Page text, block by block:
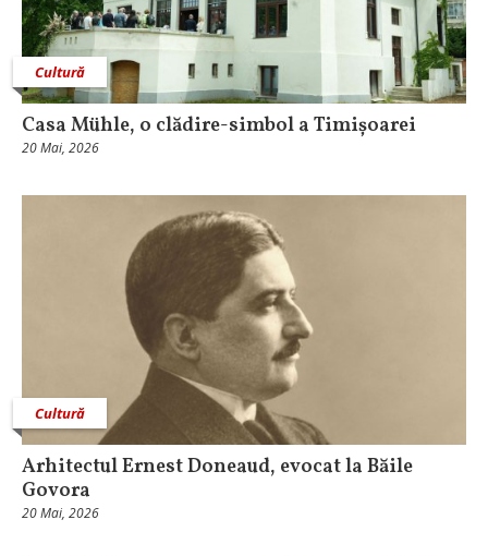
Cultură
Casa Mühle, o clădire-simbol a Timișoarei
20 Mai, 2026
Cultură
Arhitectul Ernest Doneaud, evocat la Băile
Govora
20 Mai, 2026